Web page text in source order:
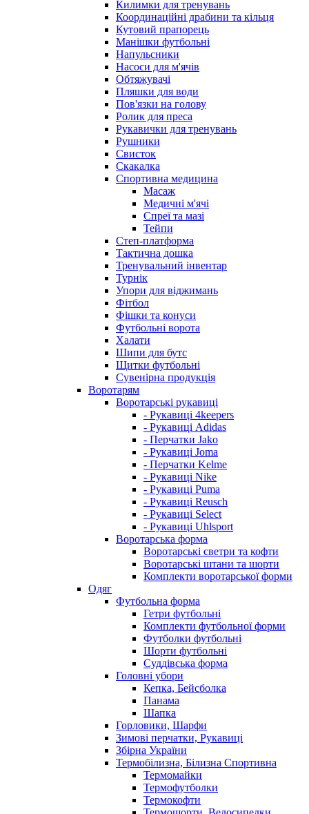
Килимки для тренувань
Координаційні драбини та кільця
Кутовий прапорець
Манішки футбольні
Напульсники
Насоси для м'ячів
Обтяжувачі
Пляшки для води
Пов'язки на голову
Ролик для преса
Рукавички для тренувань
Рушники
Свисток
Скакалка
Спортивна медицина
Масаж
Медичні м'ячі
Спреї та мазі
Тейпи
Степ-платформа
Тактична дошка
Тренувальний інвентар
Турнік
Упори для віджимань
Фітбол
Фішки та конуси
Футбольні ворота
Халати
Шипи для бутс
Щитки футбольні
Сувенірна продукція
Воротарям
Воротарські рукавиці
- Рукавиці 4keepers
- Рукавиці Adidas
- Перчатки Jako
- Рукавиці Joma
- Перчатки Kelme
- Рукавиці Nike
- Рукавиці Puma
- Рукавиці Reusch
- Рукавиці Select
- Рукавиці Uhlsport
Воротарська форма
Воротарські светри та кофти
Воротарські штани та шорти
Комплекти воротарської форми
Одяг
Футбольна форма
Гетри футбольні
Комплекти футбольної форми
Футболки футбольні
Шорти футбольні
Суддівська форма
Головні убори
Кепка, Бейсболка
Панама
Шапка
Горловики, Шарфи
Зимові перчатки, Рукавиці
Збірна України
Термобілизна, Білизна Спортивна
Термомайки
Термофутболки
Термокофти